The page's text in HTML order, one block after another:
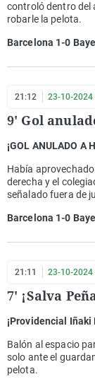
controló dentro del
robarle la pelota.
Barcelona 1-0
21:12 23-10-2024
9' Gol
¡GOL ANULADO A
Había
derecha y el
señalado fuera de
Barcelona 1-0
21:11 23-10-2024
7' ¡Salva
¡Providencial Iñaki
Balón al espacio
solo ante el
pelota.